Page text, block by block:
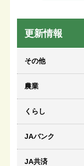
更新情報
その他
農業
くらし
JAバンク
JA共済